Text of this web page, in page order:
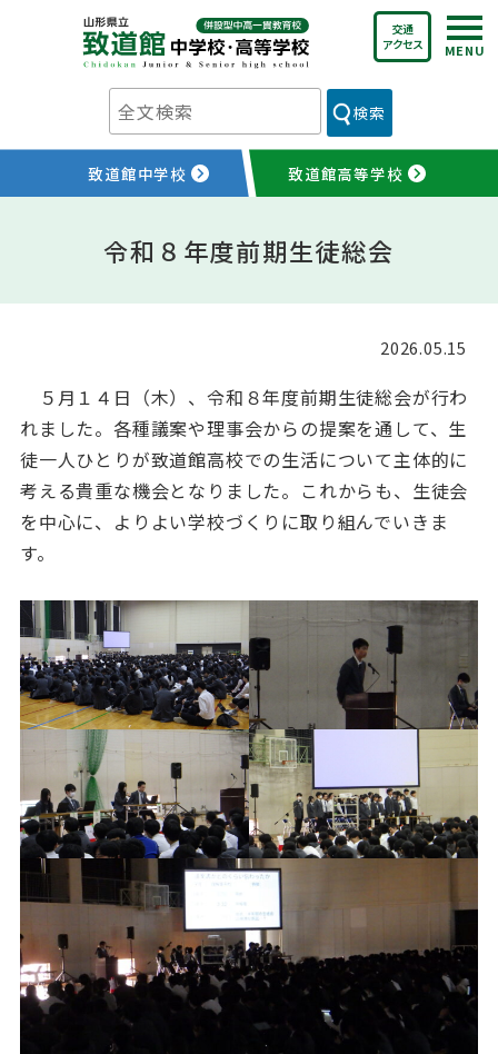
交通
アクセス
致道館中学校 致道館高等学校
検索
令和８年度前期生徒総会
2026.05.15
５月１４日（木）、令和８年度前期生徒総会が行わ
れました。各種議案や理事会からの提案を通して、生
徒一人ひとりが致道館高校での生活について主体的に
考える貴重な機会となりました。これからも、生徒会
を中心に、よりよい学校づくりに取り組んでいきま
す。